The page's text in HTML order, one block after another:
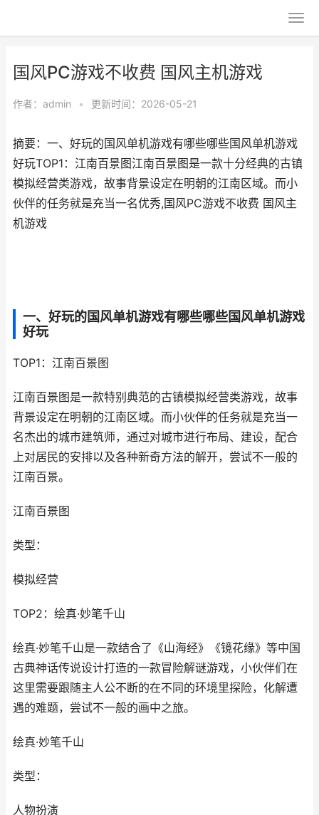
国风PC游戏不收费 国风主机游戏
作者： admin • 更新时间：2026-05-21
摘要：一、好玩的国风单机游戏有哪些哪些国风单机游戏
好玩TOP1：江南百景图江南百景图是一款十分经典的古镇
模拟经营类游戏，故事背景设定在明朝的江南区域。而小
伙伴的任务就是充当一名优秀,国风PC游戏不收费 国风主
机游戏
一、好玩的国风单机游戏有哪些哪些国风单机游戏
好玩
TOP1：江南百景图
江南百景图是一款特别典范的古镇模拟经营类游戏，故事
背景设定在明朝的江南区域。而小伙伴的任务就是充当一
名杰出的城市建筑师，通过对城市进行布局、建设，配合
上对居民的安排以及各种新奇方法的解开，尝试不一般的
江南百景。
江南百景图
类型：
模拟经营
TOP2：绘真·妙笔千山
绘真·妙笔千山是一款结合了《山海经》《镜花缘》等中国
古典神话传说设计打造的一款冒险解谜游戏，小伙伴们在
这里需要跟随主人公不断的在不同的环境里探险，化解遭
遇的难题，尝试不一般的画中之旅。
绘真·妙笔千山
类型：
人物扮演